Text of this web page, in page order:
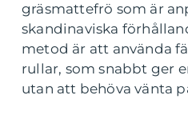
gräsmattefrö som är
skandinaviska
metod är att använda
rullar, som snabbt ger
utan att behöva vänta